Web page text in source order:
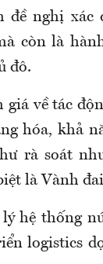
đề nghị
còn là
đô.
giá về tác
hóa, khả
rà soát
là Vành
hệ thống
logistics